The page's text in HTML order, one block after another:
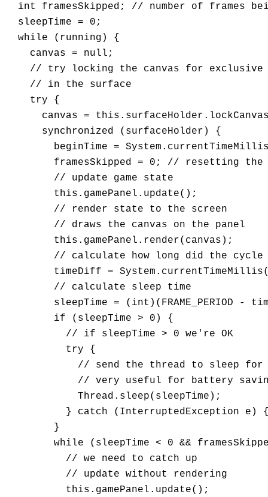
int framesSkipped; // number of frames
  sleepTime = 0;
  while (running) {
    canvas = null;
// try locking the canvas for exclusive
    // in the surface
    try {
canvas =
      synchronized (surfaceHolder) {
beginTime =
framesSkipped = 0; // resetting the
        // update game state
        this.gamePanel.update();
        // render state to the screen
        // draws the canvas on the panel
        this.gamePanel.render(canvas);
// calculate how long did the cycle
timeDiff =
        // calculate sleep time
sleepTime = (int)(FRAME_PERIOD -
        if (sleepTime > 0) {
          // if sleepTime > 0 we're OK
          try {
// send the thread to sleep for
// very useful for battery
            Thread.sleep(sleepTime);
} catch (InterruptedException e)
        }
while (sleepTime < 0 &&
          // we need to catch up
          // update without rendering
          this.gamePanel.update();